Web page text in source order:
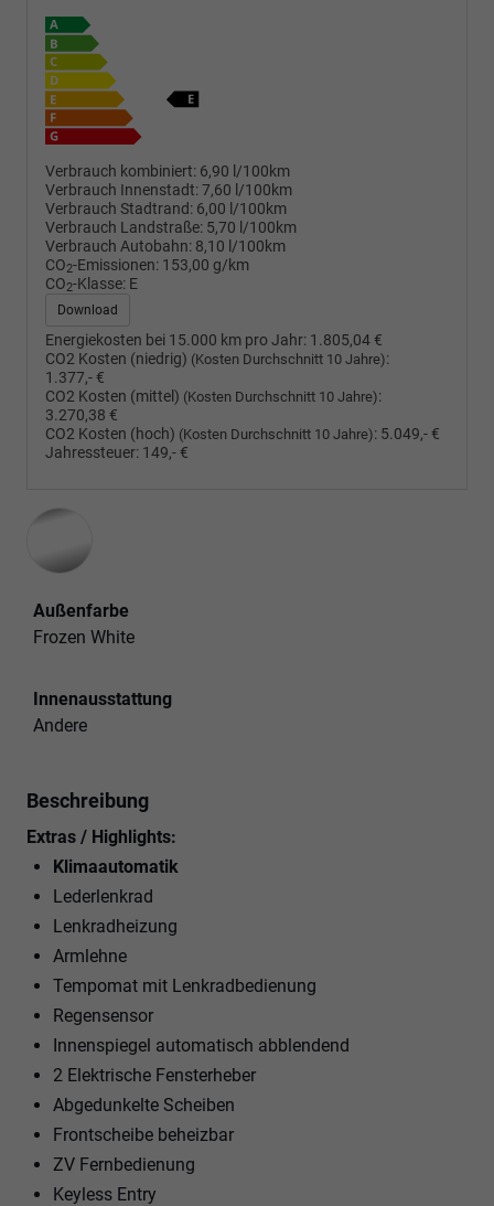
Verbrauch kombiniert: 6,90 l/100km
Verbrauch Innenstadt:7,60 l/100km
Verbrauch Stadtrand: 6,00 l/100km
Verbrauch Landstraße: 5,70 l/100km
Verbrauch Autobahn: 8,10 l/100km
CO2-Emissionen: 153,00 g/km
CO2-Klasse: E
Download
Energiekosten bei 15.000 km pro Jahr: 1.805,04 €
CO2 Kosten (niedrig) (Kosten Durchschnitt 10 Jahre):
1.377,- €
CO2 Kosten (mittel) (Kosten Durchschnitt 10 Jahre):
3.270,38 €
CO2 Kosten (hoch) (Kosten Durchschnitt 10 Jahre): 5.049,- €
Jahressteuer: 149,- €
Außenfarbe
Frozen White
Innenausstattung
Andere
Beschreibung
Extras / Highlights:
Klimaautomatik
Lederlenkrad
Lenkradheizung
Armlehne
Tempomat mit Lenkradbedienung
Regensensor
Innenspiegel automatisch abblendend
2 Elektrische Fensterheber
Abgedunkelte Scheiben
Frontscheibe beheizbar
ZV Fernbedienung
Keyless Entry